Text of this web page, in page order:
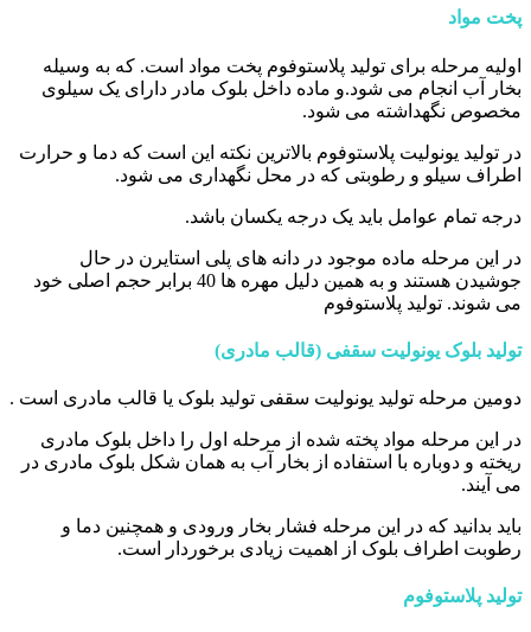
پخت مواد
اولیه مرحله برای تولید پلاستوفوم پخت مواد است. که به وسیله
بخار آب انجام می شود.و ماده داخل بلوک مادر دارای یک سیلوی
مخصوص نگهداشته می شود.
در تولید یونولیت پلاستوفوم بالاترین نکته این است که دما و حرارت
اطراف سیلو و رطوبتی که در محل نگهداری می شود.
درجه تمام عوامل باید یک درجه یکسان باشد.
در این مرحله ماده موجود در دانه های پلی استایرن در حال
جوشیدن هستند و به همین دلیل مهره ها 40 برابر حجم اصلی خود
می شوند. تولید پلاستوفوم
تولید بلوک یونولیت سقفی (قالب مادری)
دومین مرحله تولید یونولیت سقفی تولید بلوک یا قالب مادری است .
در این مرحله مواد پخته شده از مرحله اول را داخل بلوک مادری
ریخته و دوباره با استفاده از بخار آب به همان شکل بلوک مادری در
می آیند.
باید بدانید که در این مرحله فشار بخار ورودی و همچنین دما و
رطوبت اطراف بلوک از اهمیت زیادی برخوردار است.
تولید پلاستوفوم